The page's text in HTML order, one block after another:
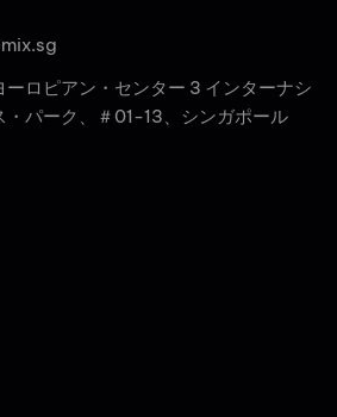
ーロピアン・センター 3 インターナシ
・パーク、＃01-13、シンガポール